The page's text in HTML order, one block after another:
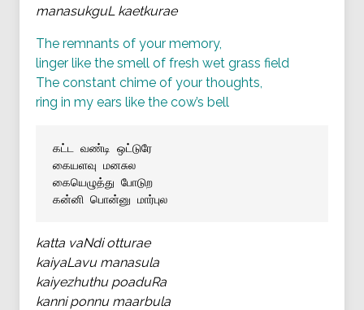
manasukguL kaetkurae
The remnants of your memory,
linger like the smell of fresh wet grass field
The constant chime of your thoughts,
ring in my ears like the cow’s bell
கட்ட வண்டி ஒட்டுரே
கையளவு மனசுல
கையெழுத்து போடுற
கன்னி பொன்னு மார்புல
katta vaNdi otturae
kaiyaLavu manasula
kaiyezhuthu poaduRa
kanni ponnu maarbula